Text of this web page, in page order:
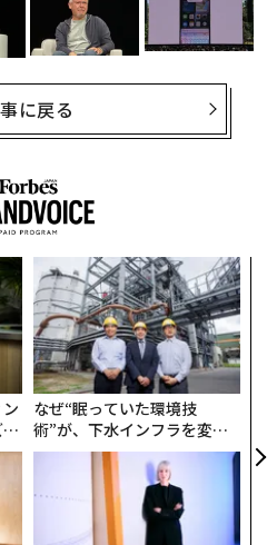
に戻る
なぜ“眠っていた環境技
術”が、下水インフラを変え
たのか──産総研×月島JFE
アクアソリューションの10年